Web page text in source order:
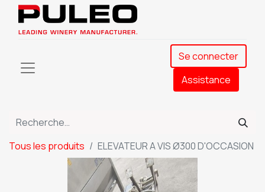
Se connecter
Assistance​
Tous les produits ELEVATEUR A VIS Ø300 D'OCCASION